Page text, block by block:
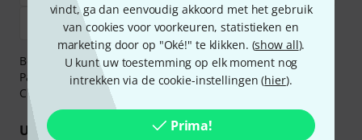
vindt, ga dan eenvoudig akkoord met het gebruik
van cookies voor voorkeuren, statistieken en
marketing door op "Oké!" te klikken. (show all).
U kunt uw toestemming op elk moment nog
intrekken via de cookie-instellingen (hier).
Prima!
Betaalt u veilig en vertrouwd met Bankoverschrijving,
PayPal, iDEAL,Klarna Betaal Nu, Klarna Betaal in 3
Creditcard.
Uw voordelen